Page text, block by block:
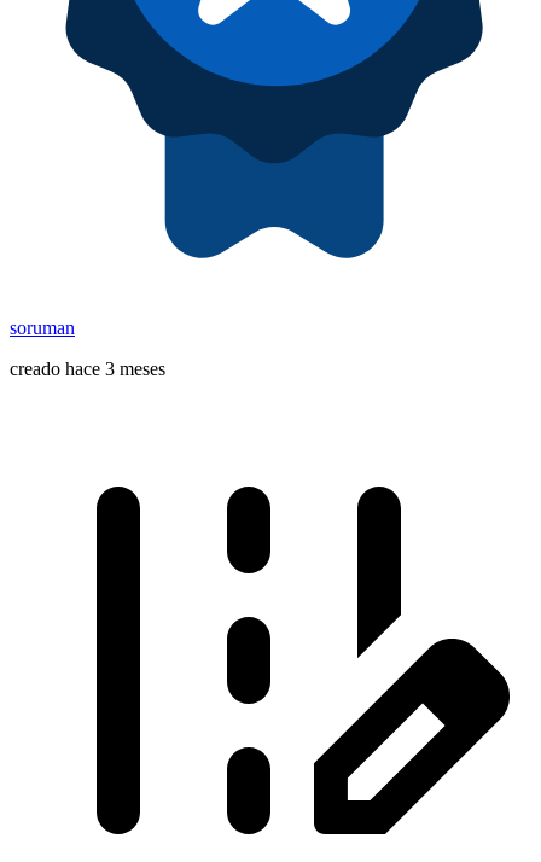
soruman
creado hace 3 meses